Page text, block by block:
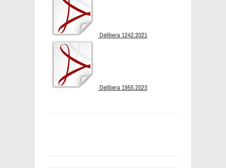
Delibera 1242.2021
Delibera 1955.2023